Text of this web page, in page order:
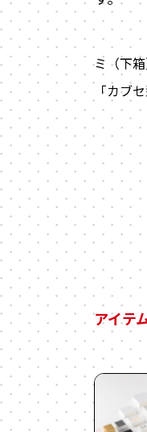
ミ（下
「カブ
アイテ